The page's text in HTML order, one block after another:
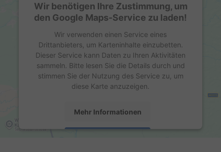
Wir benötigen Ihre Zustimmung, um
den Google Maps-Service zu laden!
Wir verwenden einen Service eines
Drittanbieters, um Karteninhalte einzubetten.
Dieser Service kann Daten zu Ihren Aktivitäten
sammeln. Bitte lesen Sie die Details durch und
stimmen Sie der Nutzung des Service zu, um
diese Karte anzuzeigen.
Mehr Informationen